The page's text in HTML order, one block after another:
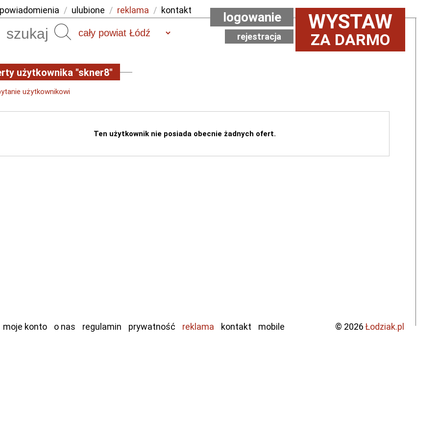
powiadomienia / ulubione / reklama / kontakt
Szukaj WYSTAW
ZA DARMO
logowanie
rejestracja
użytkownika "skner8"
użytkownikowi
Ten użytkownik nie posiada obecnie żadnych ofert.
moje konto o nas regulamin prywatność reklama kontakt mobile © 2026Łodziak.pl